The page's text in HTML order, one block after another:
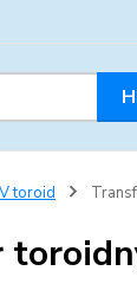
toroid